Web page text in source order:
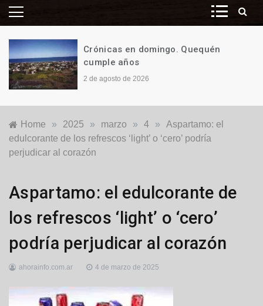
Crónicas en domingo. Quequén
cumple años
2 de agosto de 2026
Home » 2025 » marzo » 4 »
Aspartamo: el
edulcorante de los refrescos ‘light’ o ‘cero’ podría
perjudicar al corazón
Nacionales
Salud
Aspartamo: el edulcorante de
los refrescos ‘light’ o ‘cero’
podría perjudicar al corazón
ahorainfo.com.ar 4 de marzo de 2025